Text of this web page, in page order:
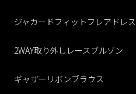
ジャカードフィットフレアドレス
2WAY取り外しレースブルゾン
ギャザーリボンブラウス